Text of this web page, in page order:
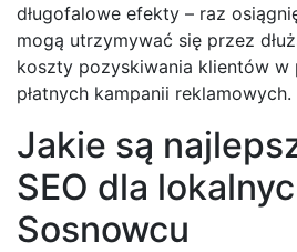
długofalowe efekty – raz
mogą utrzymywać się przez
koszty pozyskiwania klientów w
płatnych kampanii reklamowych.
Jakie są
SEO dla
Sosnowcu